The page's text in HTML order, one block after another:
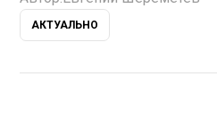
АКТУАЛЬНО